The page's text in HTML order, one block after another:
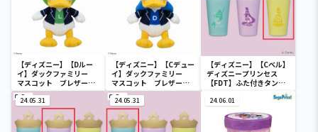
【ディズニー】【Dルー
イ】ダックファミリー
マスコット ブレザーコ
スチューム
【ディズニー】【Cデュー
イ】ダックファミリー
マスコット ブレザーコ
スチューム
【ディズニー】【Cベル】
ディズニープリンセス
【FDT】ふた付きタンブ
24.05.31 24.05.31 24.06.01